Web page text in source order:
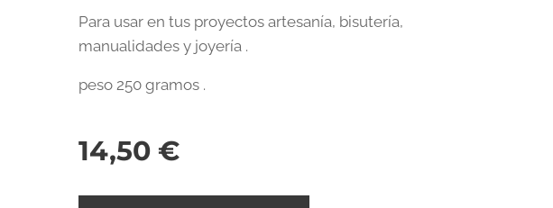
Para usar en tus proyectos artesanía, bisutería,
manualidades y joyería .
peso 250 gramos .
14,50 €